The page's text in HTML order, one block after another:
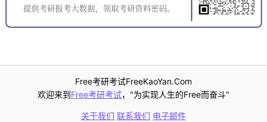
Free考研考试FreeKaoYan.Com
欢迎来到Free考研考试，"为实现人生的Free而奋斗"
关于我们 联系我们 电子邮件